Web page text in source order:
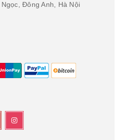
Đông Anh, Hà Nội